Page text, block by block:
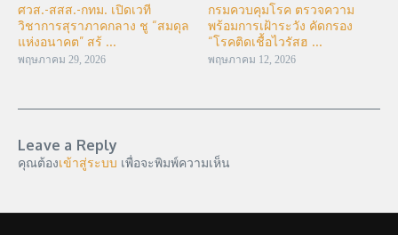
ศวส.-สสส.-กทม. เปิดเวที
วิชาการสุราภาคกลาง ชู “สมดุล
แห่งอนาคต” สร้ ...
พฤษภาคม 29, 2026
กรมควบคุมโรค ตรวจความ
พร้อมการเฝ้าระวัง คัดกรอง
“โรคติดเชื้อไวรัสฮ ...
พฤษภาคม 12, 2026
Leave a Reply
คุณต้องเข้าสู่ระบบ เพื่อจะพิมพ์ความเห็น